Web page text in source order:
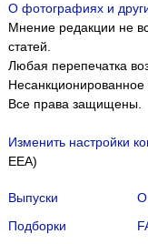
О фотографиях и
Мнение редакции не
статей.
Любая перепечатка
Все права защищены.
Изменить настройки
EEA)
Выпуски
Подборки
О